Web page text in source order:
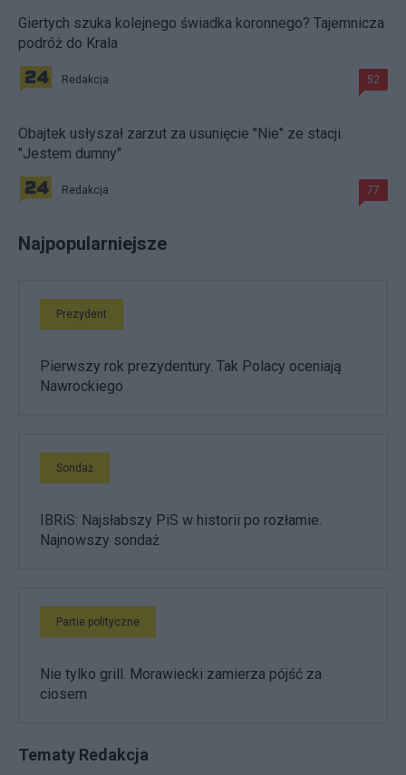
Giertych szuka kolejnego świadka koronnego? Tajemnicza
podróż do Krala
Redakcja 52
Obajtek usłyszał zarzut za usunięcie "Nie" ze stacji.
"Jestem dumny"
Redakcja 77
Najpopularniejsze
Prezydent
Pierwszy rok prezydentury. Tak Polacy oceniają
Nawrockiego
Sondaż
IBRiS: Najsłabszy PiS w historii po rozłamie.
Najnowszy sondaż
Partie polityczne
Nie tylko grill. Morawiecki zamierza pójść za
ciosem
Tematy Redakcja